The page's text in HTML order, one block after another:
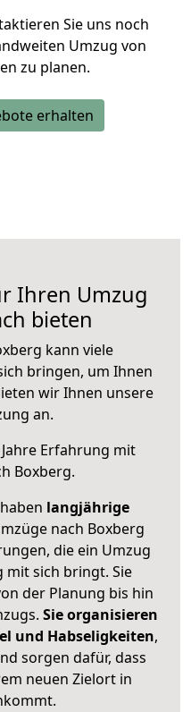
Sie uns noch
Umzug von
zu planen.
erhalten
Ihren Umzug
bieten
kann viele
bringen, um Ihnen
wir Ihnen unsere
an.
Erfahrung mit
Boxberg.
langjährige
nach Boxberg
die ein Umzug
mit sich bringt. Sie
der Planung bis hin
Sie organisieren
und Habseligkeiten,
sorgen dafür, dass
neuen Zielort in